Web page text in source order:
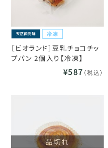
［ビオランド］豆乳チョコチッ
プパン 2個入り【冷凍】
¥587 （税込）
品切れ